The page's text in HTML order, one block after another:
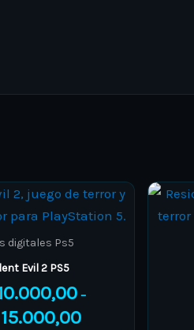
digitales Ps5
Evil 2 PS5
–
15.000,00
Price
ARS 10.000,00
This
product
has
multiple
The
options